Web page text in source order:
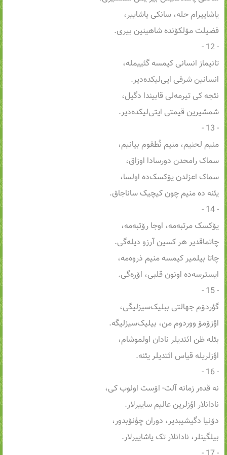
یاشاییرام حله، سانکی یاشاییر،
فضیلت مۆلکۆنده شاهینین بیری.
- 12 -
تانیماز انسانی کیمسه گئییمله،
انسانین شرفی ایی‌لیکده‌دیر.
نئجه کی تیرمه‌لی قابیندا دگیل،
شمشیرین قیمتی ایتی‌لیکده‌دیر.
- 13 -
منیم لحنیم، منیم نُطقوم بیانیم،
سماک رامحدن دورسادا اوزاق،
سماک اعزلدن یۆکسک‌ده اولسا،
یئنه ده منیم چون کیچیک ساناجاق.
- 14 -
یۆکسک مرتبه‌مه، اوجا رۆتبه‌مه،
چاتماقدیر هر کسین آرزو دیله‌گی.
چاتا بیلمیر کیمسه منیم ذروه‌مه،
ایسترسه‌ده اونون قلبی، اۆره‌گی.
- 15 -
گؤردۆم جهالتی ببلیک‌سیزلیگی،
اؤزۆمۆ ووردوم من، بیلیک‌سیزلیگه.
بئله ظن ائتدیلر نادان اولموشام،
اؤزلریله قیاس ائتدیلر یئنه.
- 16 -
نه قده‌ر زمانه آلت- اۆست اولوب کی،
نادانلار اؤزلرین عالیم ساییرلار.
دۆنیا دگیشیبدیر، دوران چؤنۆبدور،
بیلگینلر، نادانلار تک یاشاییرلار.